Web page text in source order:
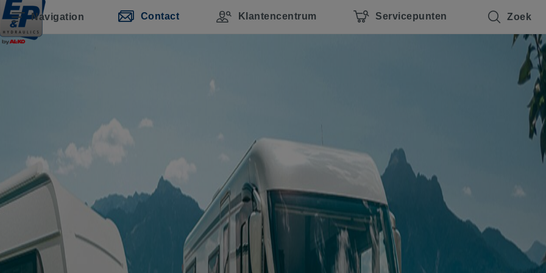
Navigation Contact Klantencentrum Servicepunten Zoek